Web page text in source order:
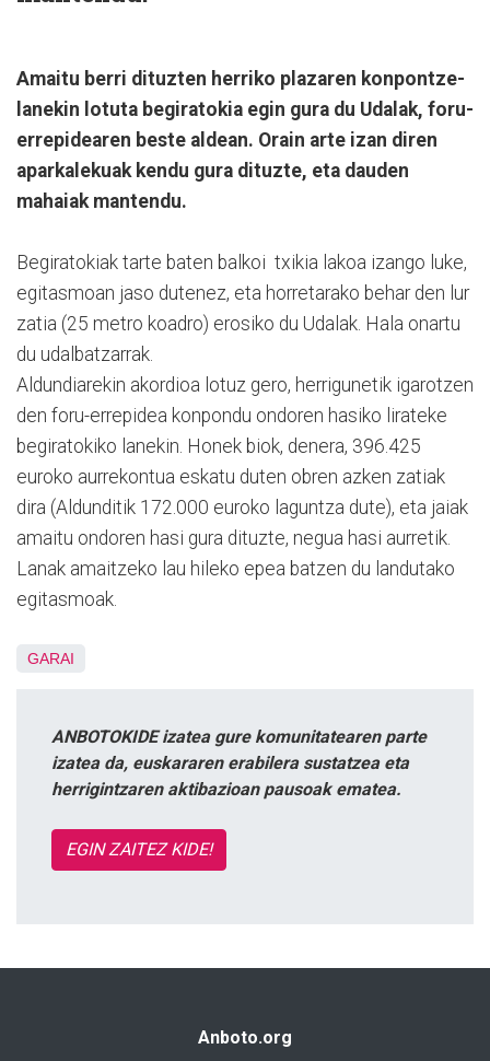
Amaitu berri dituzten herriko plazaren konpontze-
lanekin lotuta begiratokia egin gura du Udalak, foru-
errepidearen beste aldean. Orain arte izan diren
aparkalekuak kendu gura dituzte, eta dauden
mahaiak mantendu.
Begiratokiak tarte baten balkoi txikia lakoa izango luke,
egitasmoan jaso dutenez, eta horretarako behar den lur
zatia (25 metro koadro) erosiko du Udalak. Hala onartu
du udalbatzarrak.
Aldundiarekin akordioa lotuz gero, herrigunetik igarotzen
den foru-errepidea konpondu ondoren hasiko lirateke
begiratokiko lanekin. Honek biok, denera, 396.425
euroko aurrekontua eskatu duten obren azken zatiak
dira (Aldunditik 172.000 euroko laguntza dute), eta jaiak
amaitu ondoren hasi gura dituzte, negua hasi aurretik.
Lanak amaitzeko lau hileko epea batzen du landutako
egitasmoak.
GARAI
ANBOTOKIDE izatea gure komunitatearen parte
izatea da, euskararen erabilera sustatzea eta
herrigintzaren aktibazioan pausoak ematea.
EGIN ZAITEZ KIDE!
Anboto.org